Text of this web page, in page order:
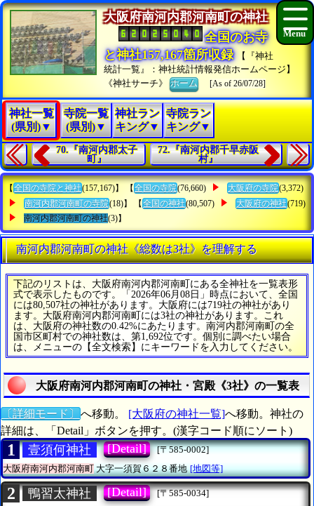
大阪府南河内郡河南町の神社
全国のお寺
と神社157,167箇所収録
【『神社
統計一覧』：神社統計情報発信ホームページ】
《神社サーチ》ホーム [As of 26/07/28]
神社一覧
(県別)▼
寺院一覧
(県別)▼
神社ラン
キング▼
寺院ラン
キング▼
70.『南河内郡太子
町』
72.『南河内郡千早赤阪
村』
【 全国の寺院と神社(157,167)】 【 全国の寺院(76,660) 大阪府の寺院(3,372)
南河内郡河南町の寺院(18)】 【 全国の神社(80,507) 大阪府の神社(719)
南河内郡河南町の神社(3)】
南河内郡河南町の神社《総数は3社》を理解する
下記のリストは、大阪府南河内郡河南町にある全神社を一覧表形
式で表示したものです。「2026年06月08日」時点において、全国
には80,507社の神社があります。大阪府には719社の神社があり
ます。大阪府南河内郡河南町には3社の神社があります。これ
は、大阪府の神社数の0.42%にあたります。南河内郡河南町の全
国市区町村での神社数は、第1,692位です。個別に調べたい場合
は、メニューの【全文検索】にキーワードを入力してください。
大阪府南河内郡河南町の神社・宮殿《3社》の一覧表
〔詳細モード〕 へ移動。 [大阪府の神社一覧]へ移動。神社の
詳細は、「Detail」ボタンを押す。(漢字コード順にソート)
1 壹須何神社 [Detail]
[〒585-0002]
大阪府南河内郡河南町大字一須賀６２８番地 [地図等]
2 鴨習太神社 [Detail]
[〒585-0034]